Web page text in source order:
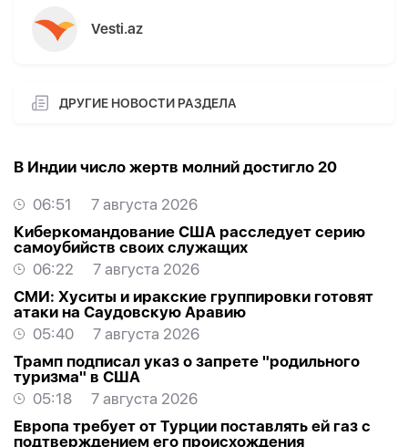
Vesti.az
ДРУГИЕ НОВОСТИ РАЗДЕЛА
В Индии число жертв молний достигло 20
06:51
7 августа 2026
Киберкомандование США расследует серию
самоубийств своих служащих
06:22
7 августа 2026
СМИ: Хуситы и иракские группировки готовят
атаки на Саудовскую Аравию
05:40
7 августа 2026
Трамп подписал указ о запрете "родильного
туризма" в США
05:18
7 августа 2026
Европа требует от Турции поставлять ей газ с
подтверждением его происхождения